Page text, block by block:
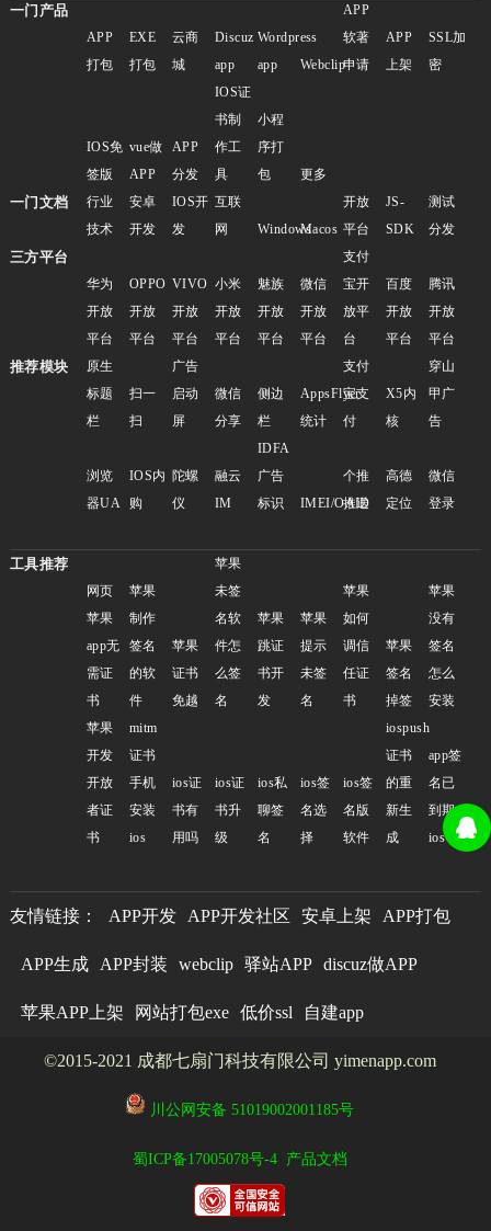
一门产品
APP
打包
EXE
打包
云商
城
Discuz
app
Wordpress
app
Webclip
APP
软著
申请
APP
上架
SSL加
密
IOS免
签版
vue做
APP
APP
分发
IOS证
书制
作工
具
小程
序打
包
更多
一门文档
行业
技术
安卓
开发
IOS开
发
互联
网
WindowsMacos
开放
平台
JS-
SDK
测试
分发
三方平台
华为
开放
平台
OPPO
开放
平台
VIVO
开放
平台
小米
开放
平台
魅族
开放
平台
微信
开放
平台
支付
宝开
放平
台
百度
开放
平台
腾讯
开放
平台
推荐模块
原生
标题
栏
扫一
扫
广告
启动
屏
微信
分享
侧边
栏
AppsFlyer
统计
支付
宝支
付
X5内
核
穿山
甲广
告
浏览
器UA
IOS内
购
陀螺
仪
融云
IM
IDFA
广告
标识
IMEI/OAID
个推
推送
高德
定位
微信
登录
工具推荐
网页
苹果
app无
需证
书
苹果
制作
签名
的软
件
苹果
证书
免越
苹果
未签
名软
件怎
么签
名
苹果
跳证
书开
发
苹果
提示
未签
名
苹果
如何
调信
任证
书
苹果
签名
掉签
苹果
没有
签名
怎么
安装
苹果
开发
开放
者证
书
mitm
证书
手机
安装
ios
ios证
书有
用吗
ios证
书升
级
ios私
聊签
名
ios签
名选
择
ios签
名版
软件
iospush
证书
的重
新生
成
app签
名已
到期
ios
友情链接： APP开发 APP开发社区 安卓上架 APP打包
APP生成 APP封装 webclip 驿站APP discuz做APP
苹果APP上架 网站打包exe 低价ssl 自建app
©2015-2021 成都七扇门科技有限公司 yimenapp.com
川公网安备 51019002001185号
蜀ICP备17005078号-4 产品文档